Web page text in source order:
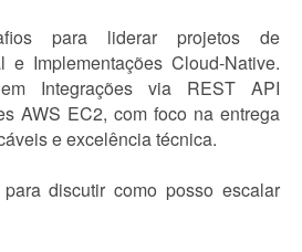
para liderar projetos de
e Implementações Cloud-Native.
Integrações via REST API
AWS EC2, com foco na entrega
e excelência técnica.
discutir como posso escalar